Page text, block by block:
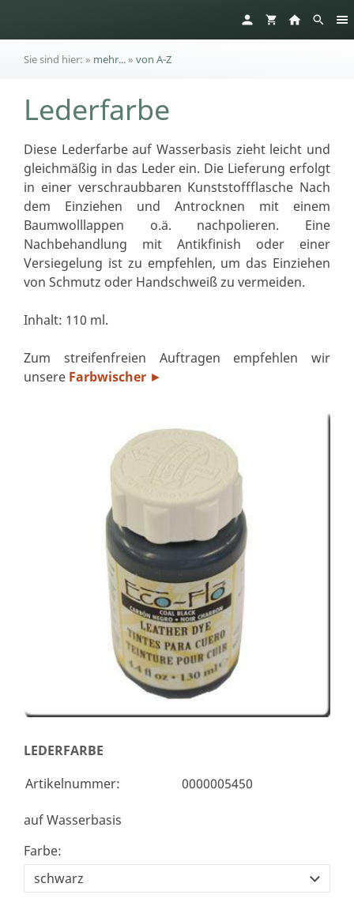
Sie sind hier: » mehr...» von A-Z
Lederfarbe
Diese Lederfarbe auf Wasserbasis zieht leicht und
gleichmäßig in das Leder ein. Die Lieferung erfolgt
in einer verschraubbaren Kunststoffflasche Nach
dem Einziehen und Antrocknen mit einem
Baumwolllappen o.ä. nachpolieren. Eine
Nachbehandlung mit Antikfinish oder einer
Versiegelung ist zu empfehlen, um das Einziehen
von Schmutz oder Handschweiß zu vermeiden.
Inhalt: 110 ml.
Zum streifenfreien Auftragen empfehlen wir
unsere Farbwischer ►
LEDERFARBE
Artikelnummer:
0000005450
auf Wasserbasis
Farbe: